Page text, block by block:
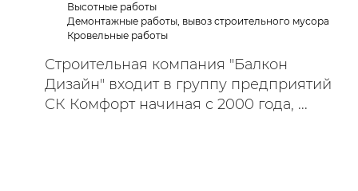
Высотные работы
Демонтажные работы, вывоз строительного мусора
Кровельные работы
Строительная компания "Балкон
Дизайн" входит в группу предприятий
СК Комфорт начиная с 2000 года, ...